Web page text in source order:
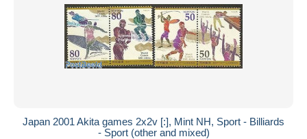
Japan 2001 Akita games 2x2v [:], Mint NH, Sport - Billiards
- Sport (other and mixed)